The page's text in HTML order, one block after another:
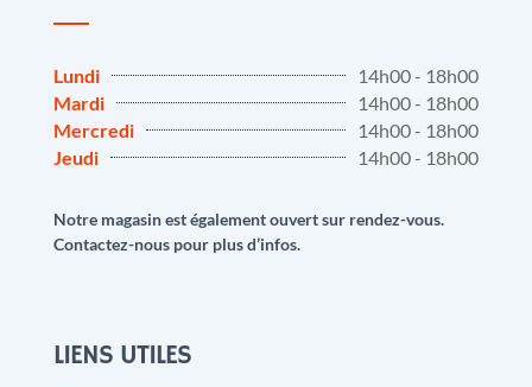
Lundi
14h00 - 18h00
Mardi
14h00 - 18h00
Mercredi
14h00 - 18h00
Jeudi
14h00 - 18h00
Notre magasin est également ouvert sur rendez-vous.
Contactez-nous pour plus d’infos.
LIENS UTILES